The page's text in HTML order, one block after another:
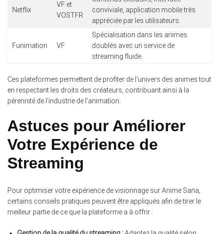
Netflix
VF et
VOSTFR
conviviale, application mobile très
appréciée par les utilisateurs.
Funimation VF
Spécialisation dans les animes
doublés avec un service de
streaming fluide.
Ces plateformes permettent de profiter de l’univers des animes tout
en respectant les droits des créateurs, contribuant ainsi à la
pérennité de l’industrie de l’animation.
Astuces pour Améliorer
Votre Expérience de
Streaming
Pour optimiser votre expérience de visionnage sur Anime Sana,
certains conseils pratiques peuvent être appliqués afin de tirer le
meilleur partie de ce que la plateforme a à offrir :